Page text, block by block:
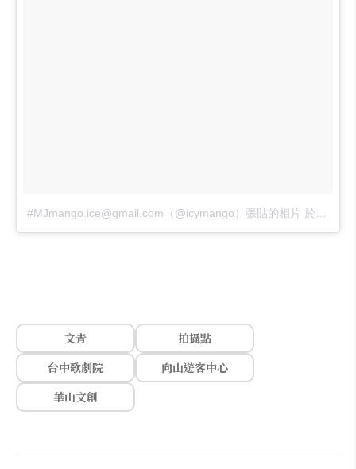
#MJmango.ice@gmail.com（@icymango）張貼的相片 於
文青
拍攝點
台中歌劇院
向山遊客中心
華山文創